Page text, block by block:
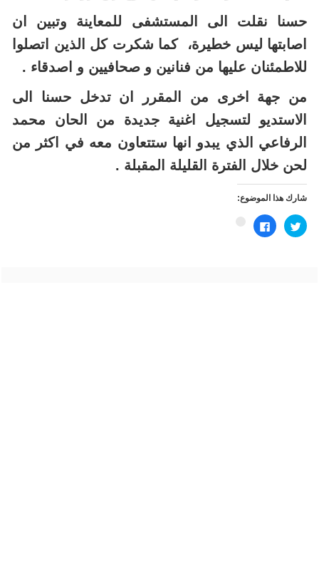
حسنا نقلت الى المستشفى للمعاينة وتبين ان
اصابتها ليس خطيرة، كما شكرت كل الذين اتصلوا
للاطمئنان عليها من فنانين و صحافيين و اصدقاء .
من جهة اخرى من المقرر ان تدخل حسنا الى
الاستديو لتسجيل اغنية جديدة من الحان محمد
الرفاعي الذي يبدو انها ستتعاون معه في اكثر من
لحن خلال الفترة القليلة المقبلة .
شارك هذا الموضوع:
اضغط
للمشاركة
على
انقر
للمشاركة
على